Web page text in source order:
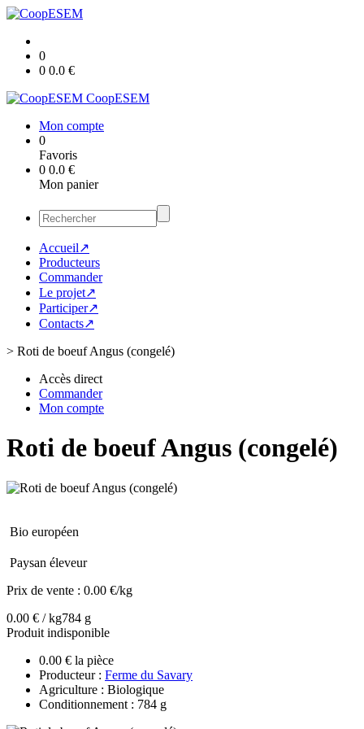
0
0 0.0 €
CoopESEM
Mon compte
0
Favoris
0 0.0 €
Mon panier
Accueil↗
Producteurs
Commander
Le projet↗
Participer↗
Contacts↗
> Roti de boeuf Angus (congelé)
Accès direct
Commander
Mon compte
Roti de boeuf Angus (congelé)
Bio européen
Paysan éleveur
Prix de vente : 0.00 €/kg
0.00 € / kg784 g
Produit indisponible
0.00 € la pièce
Producteur : Ferme du Savary
Agriculture : Biologique
Conditionnement : 784 g